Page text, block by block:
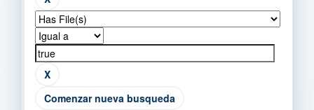
Comenzar nueva busqueda